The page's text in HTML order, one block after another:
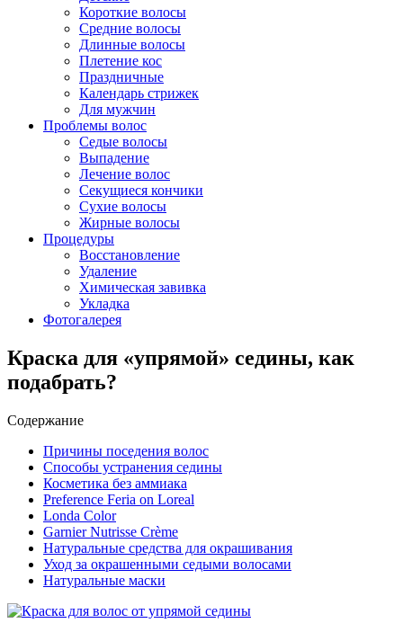
Короткие волосы
Средние волосы
Длинные волосы
Плетение кос
Праздничные
Календарь стрижек
Для мужчин
Проблемы волос
Седые волосы
Выпадение
Лечение волос
Секущиеся кончики
Сухие волосы
Жирные волосы
Процедуры
Восстановление
Удаление
Химическая завивка
Укладка
Фотогалерея
Краска для «упрямой» седины, как
подабрать?
Содержание
Причины поседения волос
Способы устранения седины
Косметика без аммиака
Preference Feria on Loreal
Londa Color
Garnier Nutrisse Crème
Натуральные средства для окрашивания
Уход за окрашенными седыми волосами
Натуральные маски